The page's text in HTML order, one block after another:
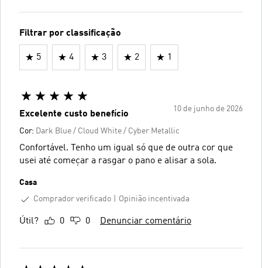
Filtrar por classificação
5 4 3 2 1
10 de junho de 2026
Excelente custo benefício
Cor: Dark Blue / Cloud White / Cyber Metallic
Confortável. Tenho um igual só que de outra cor que
usei até começar a rasgar o pano e alisar a sola.
Casa
Comprador verificado
Opinião incentivada
Útil? 0 0 Denunciar comentário